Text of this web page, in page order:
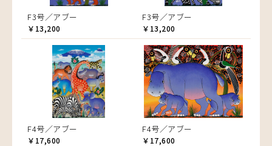
F3号／アブー
￥13,200
F3号／アブー
￥13,200
F4号／アブー
￥17,600
F4号／アブー
￥17,600